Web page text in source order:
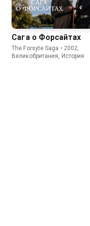
Сага о Форсайтах
The Forsyte Saga • 2002,
Великобритания, История